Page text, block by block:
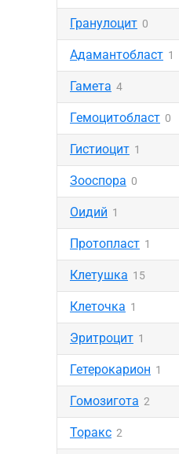
Гранулоцит 0
Адамантобласт 1
Гамета 4
Гемоцитобласт 0
Гистиоцит 1
Зооспора 0
Оидий 1
Протопласт 1
Клетушка 15
Клеточка 1
Эритроцит 1
Гетерокарион 1
Гомозигота 2
Торакс 2